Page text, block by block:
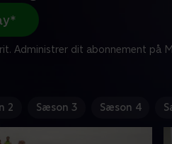
Administrer dit abonnement på
2 Sæson 3 Sæson 4